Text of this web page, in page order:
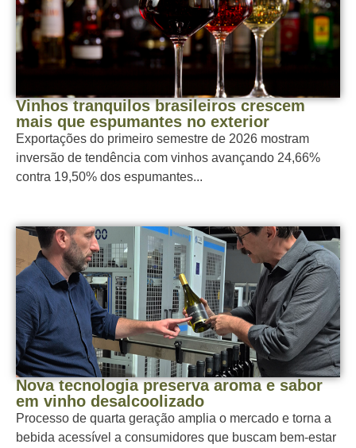
Vinhos tranquilos brasileiros crescem
mais que espumantes no exterior
Exportações do primeiro semestre de 2026 mostram
inversão de tendência com vinhos avançando 24,66%
contra 19,50% dos espumantes...
Nova tecnologia preserva aroma e sabor
em vinho desalcoolizado
Processo de quarta geração amplia o mercado e torna a
bebida acessível a consumidores que buscam bem-estar